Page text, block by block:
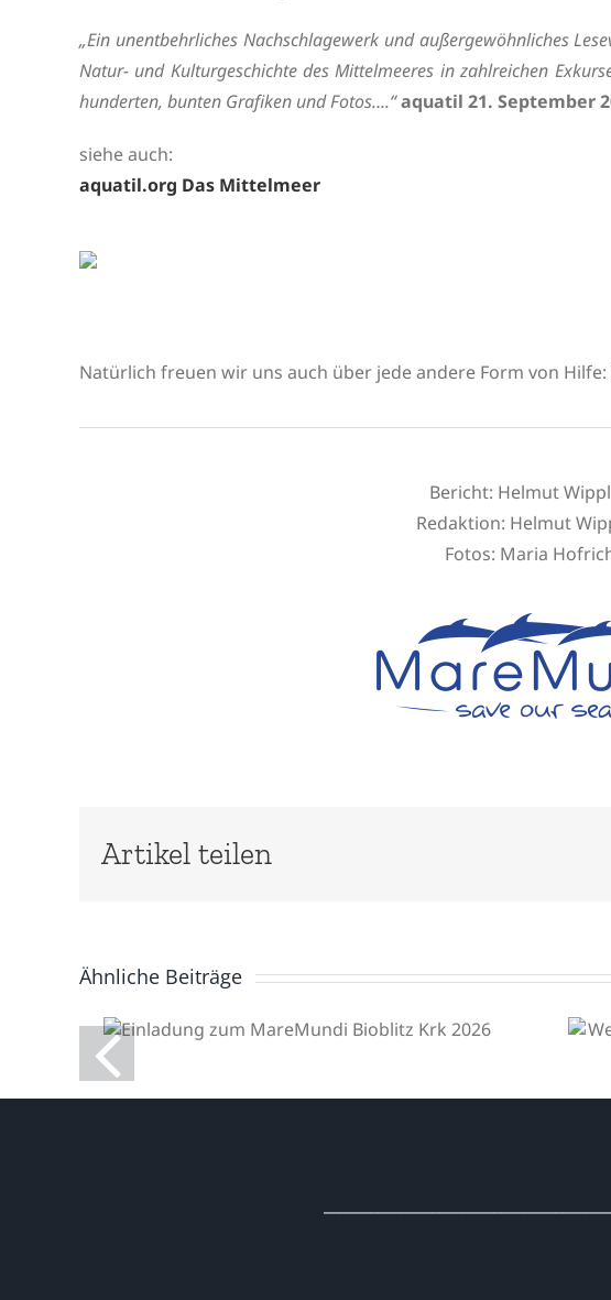
„Ein unentbehrliches Nachschlagewerk und außergewöhnliches
Natur- und Kulturgeschichte des Mittelmeeres in zahlreichen
hunderten, bunten Grafiken und Fotos….“aquatil 21. September
siehe auch:
aquatil.org Das Mittelmeer
Natürlich freuen wir uns auch über jede andere Form von Hilfe:
Bericht: Helmut
Redaktion: Helmut
Fotos: Maria
Artikel teilen
Ähnliche BeiträgeEinladung zum
MareMundi Bioblitz Krk